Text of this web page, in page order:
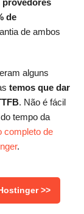
provedores
de
de ambos
alguns
temos que dar
. Não é fácil
tempo da
completo de
.
>>